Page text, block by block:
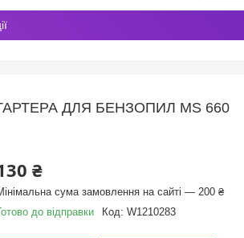
ДЛЯ БЕНЗОПИЛ MS 660
₴
сума замовлення на сайті — 200 ₴
до відправки
Код: W1210283